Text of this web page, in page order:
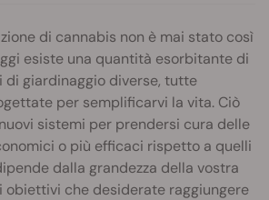
di cannabis non è mai stato così
esiste una quantità esorbitante di
di giardinaggio diverse, tutte
per semplificarvi la vita. Ciò
sistemi per prendersi cura delle
o più efficaci rispetto a quelli
dalla grandezza della vostra
obiettivi che desiderate raggiungere